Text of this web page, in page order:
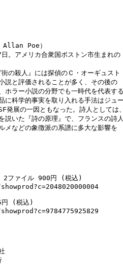
Allan Poe）
アメリカ合衆国ボストン市生まれの
の殺人』には探偵のＣ・オーギュスト
説と評価されることが多く、その後の
ホラー小説の分野でも一時代を代表す
に科学的事実を取り入れる手法はジュ
発展の一因ともなった。詩人としては
説いた『詩の原理』で、フランスの詩
メなどの象徴派の系譜に多大な影響を
2ファイル 900円 (税込)
円 (税込)